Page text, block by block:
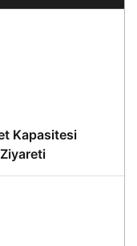
Kapasitesi
Ziyareti